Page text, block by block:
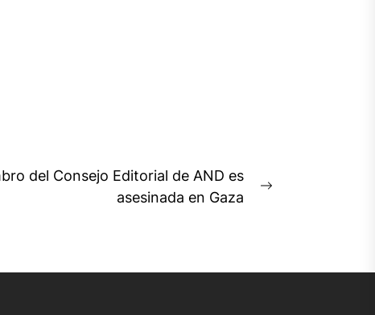
del Consejo Editorial de AND es
asesinada en Gaza